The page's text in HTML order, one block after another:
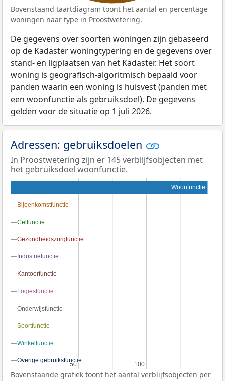
Bovenstaand taartdiagram toont het aantal en percentage
woningen naar type in Proostwetering.
De gegevens over soorten woningen zijn gebaseerd
op de Kadaster woningtypering en de gegevens over
stand- en ligplaatsen van het Kadaster. Het soort
woning is geografisch-algoritmisch bepaald voor
panden waarin een woning is huisvest (panden met
een woonfunctie als gebruiksdoel). De gegevens
gelden voor de situatie op 1 juli 2026.
Adressen: gebruiksdoelen
In Proostwetering zijn er 145 verblijfsobjecten met
het gebruiksdoel woonfunctie.
50
50 100
100
Woonfunctie
Bijeenkomstfunctie
Bijeenkomstfunctie
Celfunctie
Celfunctie
Gezondheidszorgfunctie
Gezondheidszorgfunctie
Industriefunctie
Industriefunctie
Kantoorfunctie
Kantoorfunctie
Logiesfunctie
Logiesfunctie
Onderwijsfunctie
Onderwijsfunctie
Sportfunctie
Sportfunctie
Winkelfunctie
Winkelfunctie
Overige gebruiksfunctie
Overige gebruiksfunctie
Bovenstaande grafiek toont het aantal verblijfsobjecten per